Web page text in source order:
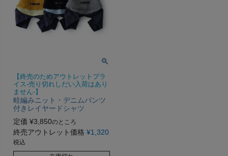
【終売のためアウトレットプラ
イス-売り切れしだい入荷はあり
ません-】
畦編みニット・デニムパンツ
付きレイヤードシャツ
定価 ¥3,850のところ
終売アウトレット価格 ¥1,320
税込